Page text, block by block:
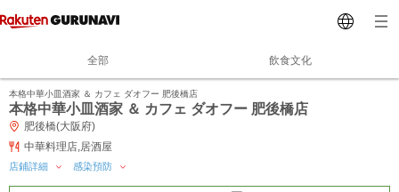
全部 飲食文化
本格中華小皿酒家 ＆ カフェ ダオフー 肥後橋店
本格中華小皿酒家 ＆ カフェ ダオフー 肥後橋店
肥後橋(大阪府)
中華料理店,居酒屋
店鋪詳細 感染預防